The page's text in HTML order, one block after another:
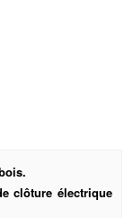
clôture électrique